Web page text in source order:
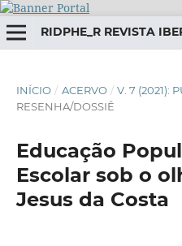
INÍCIO / ACERVO / V. 7 (2021):
RESENHA/DOSSIÊ
Educação
Escolar sob o
Jesus da Costa